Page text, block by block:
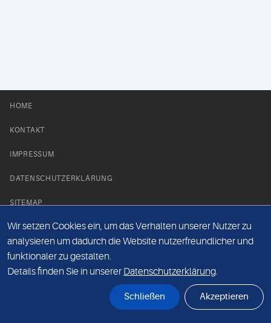
HOME
KONTAKT
IMPRESSUM
DATENSCHUTZERKLÄRUNG
SITEMAP
NEWS PARTNER
Wir setzen Cookies ein, um das Verhalten unserer Nutzer zu
analysieren um dadurch die Website nutzerfreundlicher und
funktionaler zu gestalten.
Details finden Sie in unserer Datenschutzerklärung.
Schließen Akzeptieren